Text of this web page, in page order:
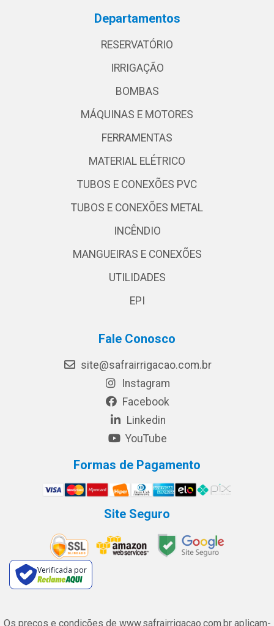
Departamentos
RESERVATÓRIO
IRRIGAÇÃO
BOMBAS
MÁQUINAS E MOTORES
FERRAMENTAS
MATERIAL ELÉTRICO
TUBOS E CONEXÕES PVC
TUBOS E CONEXÕES METAL
INCÊNDIO
MANGUEIRAS E CONEXÕES
UTILIDADES
EPI
Fale Conosco
site@safrairrigacao.com.br
Instagram
Facebook
Linkedin
YouTube
Formas de Pagamento
Site Seguro
Verificada por
Os preços e condições de www.safrairrigacao.com.br aplicam-